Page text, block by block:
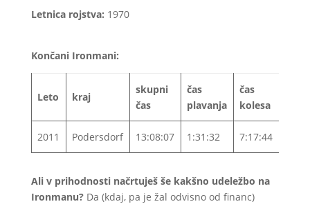
Letnica rojstva: 1970
Končani Ironmani:
Leto kraj
skupni
čas
čas
plavanja
čas
kolesa
2011 Podersdorf 13:08:07 1:31:32 7:17:44
Ali v prihodnosti načrtuješ še kakšno udeležbo na
Ironmanu? Da (kdaj, pa je žal odvisno od financ)